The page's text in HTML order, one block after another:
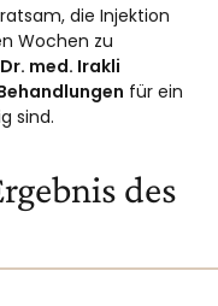
die Injektion
Wochen zu
Dr. med. Irakli
für ein
sind.
des